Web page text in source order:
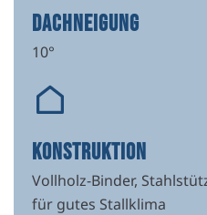
DACHNEIGUNG
10°
KONSTRUKTION
Vollholz-Binder,
für gutes Stallklima